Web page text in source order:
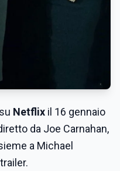
Netflix il 16 gennaio
da Joe Carnahan,
a Michael